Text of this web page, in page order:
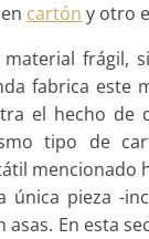
cartón y otro
frágil,
fabrica este
el hecho de
tipo de
mencionado
pieza -
En esta